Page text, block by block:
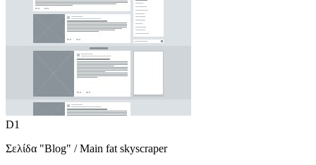
D1
Σελίδα "Blog" / Main fat skyscraper